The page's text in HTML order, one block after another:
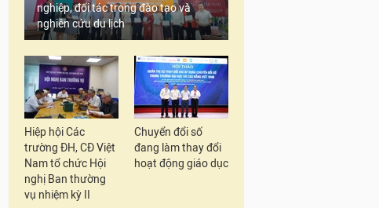
nghiệp, đối tác trong đào tạo và
nghiên cứu du lịch
Hiệp hội Các
trường ĐH, CĐ Việt
Nam tổ chức Hội
nghị Ban thường
vụ nhiệm kỳ II
Chuyển đổi số
đang làm thay đổi
hoạt động giáo dục